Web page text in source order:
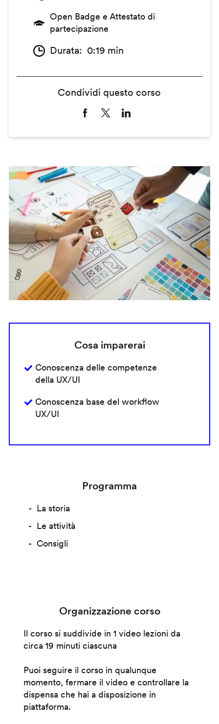
Open Badge e Attestato di
partecipazione
Durata 0:19 min
Condividi questo corso
Cosa imparerai
Conoscenza delle competenze
della UX/UI
Conoscenza base del workflow
UX/UI
Programma
La storia
Le attività
Consigli
Organizzazione corso
Il corso si suddivide in 1 video lezioni da
circa 19 minuti ciascuna
Puoi seguire il corso in qualunque
momento, fermare il video e controllare la
dispensa che hai a disposizione in
piattaforma.